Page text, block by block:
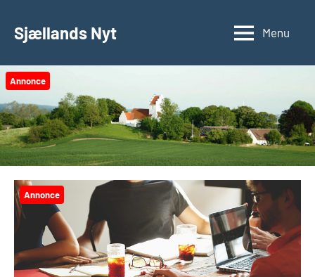
Sjællands Nyt Menu
Annonce
Annonce